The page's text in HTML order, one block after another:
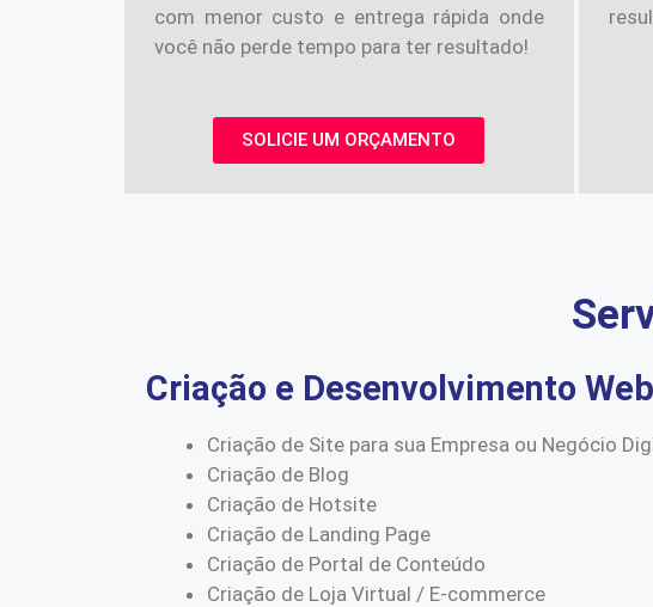
com menor custo e entrega rápida onde
você não perde tempo para ter resultado!
SOLICIE UM ORÇAMENTO
Criação e Desenvolvimento Web
Criação de Site para sua Empresa ou Negócio
Criação de Blog
Criação de Hotsite
Criação de Landing Page
Criação de Portal de Conteúdo
Criação de Loja Virtual / E-commerce